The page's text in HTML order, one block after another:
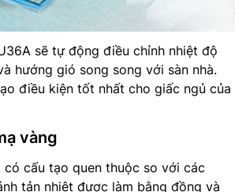
sẽ tự động điều chỉnh nhiệt độ
hướng gió song song với sàn nhà.
điều kiện tốt nhất cho giấc ngủ của
vàng
có cấu tạo quen thuộc so với các
tản nhiệt được làm bằng đồng và